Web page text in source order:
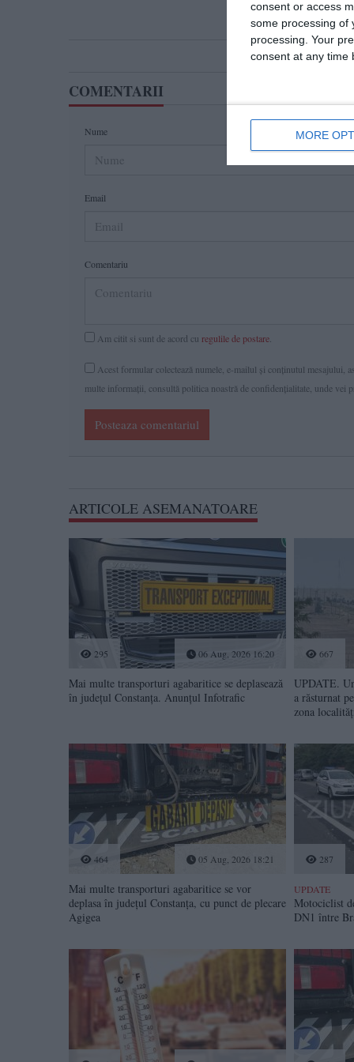
consent or access
some processing of
processing. Your
consent at any time
MORE
COMENTARII
Nume
Email
Comentariu
Am citit si sunt de acord cu regulile de postare
Acest formular colectează numele, e-mailul şi conținutul mesajului,
multe informaţii, consultă politica noastră de confidenţialitate, unde vei
Posteaza comentariul
ARTICOLE ASEMANATOARE
295 06 Aug, 2026 16:20
Mai multe transporturi agabaritice se deplasează
în județul Constanța. Anunțul Infotrafic
667
UPDATE.
a răsturnat
zona
464 05 Aug, 2026 18:21
Mai multe transporturi agabaritice se vor
deplasa în județul Constanța, cu punct de plecare
Agigea
287
UPDATE
Motociclist
DN1 între